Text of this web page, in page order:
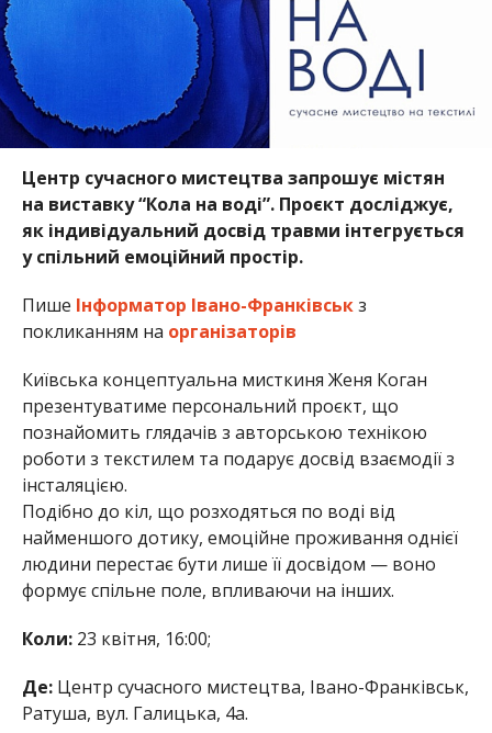
Центр сучасного мистецтва запрошує містян
на виставку “Кола на воді”. Проєкт досліджує,
як індивідуальний досвід травми інтегрується
у спільний емоційний простір.
Пише Інформатор Івано-Франківськз
покликанням на організаторів
Київська концептуальна мисткиня Женя Коган
презентуватиме персональний проєкт, що
познайомить глядачів з авторською технікою
роботи з текстилем та подарує досвід взаємодії з
інсталяцією.
Подібно до кіл, що розходяться по воді від
найменшого дотику, емоційне проживання однієї
людини перестає бути лише її досвідом — воно
формує спільне поле, впливаючи на інших.
Коли:23 квітня, 16:00;
Де:Центр сучасного мистецтва, Івано-Франківськ,
Ратуша, вул. Галицька, 4а.